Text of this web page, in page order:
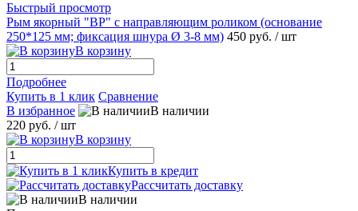
Быстрый просмотр
Рым якорный "BP" с направляющим роликом (основание
250*125 мм; фиксация шнура Ø 3-8 мм) 450 руб. / шт
В корзину
Подробнее
Купить в 1 клик Сравнение
В избранное
В наличии
220 руб. / шт
В корзину
Купить в кредит
Рассчитать доставку
В наличии